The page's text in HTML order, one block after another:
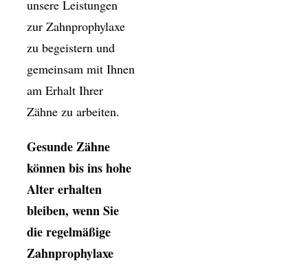
unsere Leistungen
zur Zahnprophylaxe
zu begeistern und
gemeinsam mit Ihnen
am Erhalt Ihrer
Zähne zu arbeiten.
Gesunde Zähne
können bis ins hohe
Alter erhalten
bleiben, wenn Sie
die regelmäßige
Zahnprophylaxe